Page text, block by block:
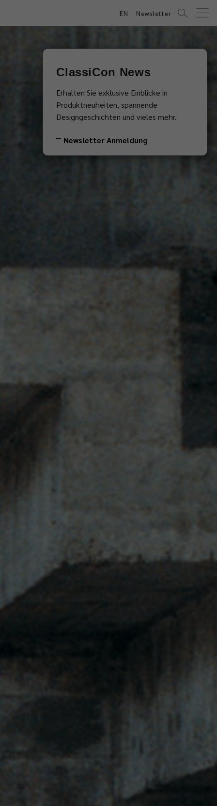
EN Newsletter
ClassiCon News
Erhalten Sie exklusive Einblicke in
Produktneuheiten, spannende
Designgeschichten und vieles mehr.
Newsletter Anmeldung